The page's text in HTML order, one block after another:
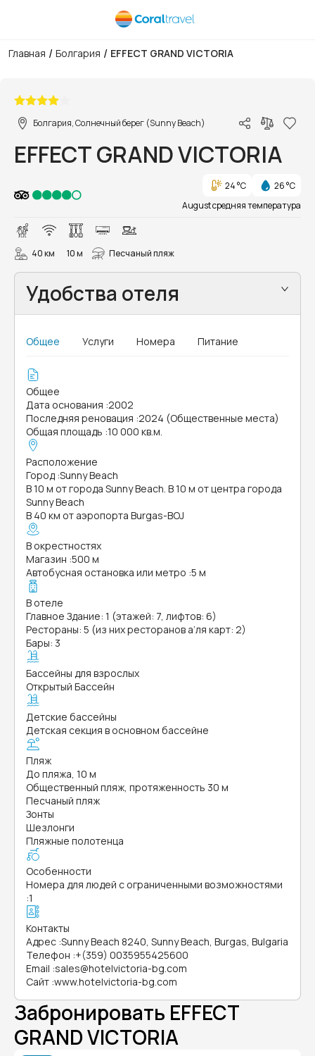
Главная / Болгария / EFFECT GRAND VICTORIA
Болгария, Солнечный берег (Sunny Beach)
EFFECT GRAND VICTORIA
24 °C
26 °C
August средняя температура
40 км 10 м Песчаный пляж
Удобства отеля
Общее Услуги Номера Питание
Общее
Дата основания :2002
Последняя реновация :2024 (Общественные места)
Общая площадь :10 000 кв.м.
Расположение
Город :Sunny Beach
В 10 м от города Sunny Beach. В 10 м от центра города
Sunny Beach
В 40 км от аэропорта Burgas-BOJ
В окрестностях
Магазин :500 м
Автобусная остановка или метро :5 м
В отеле
Главное Здание: 1 (этажей: 7, лифтов: 6)
Рестораны: 5 (из них ресторанов а’ля карт: 2)
Бары: 3
Бассейны для взрослых
Открытый Бассейн
Детские бассейны
Детская секция в основном бассейне
Пляж
До пляжа, 10 м
Общественный пляж, протяженность 30 м
Песчаный пляж
Зонты
Шезлонги
Пляжные полотенца
Особенности
Номера для людей с ограниченными возможностями
:1
Контакты
Адрес :Sunny Beach 8240, Sunny Beach, Burgas, Bulgaria
Телефон :+(359) 0035955425600
Email :sales@hotelvictoria-bg.com
Сайт :www.hotelvictoria-bg.com
Забронировать EFFECT
GRAND VICTORIA